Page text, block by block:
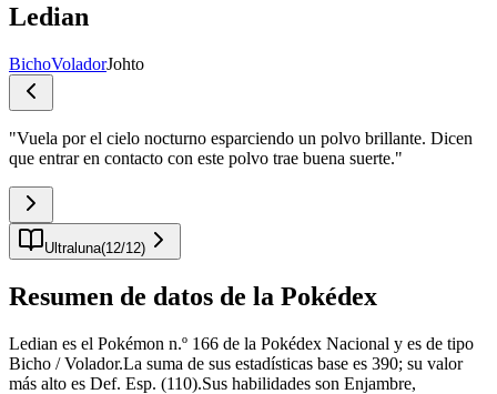
Ledian
BichoVoladorJohto
"Vuela por el cielo nocturno esparciendo un polvo brillante. Dicen
que entrar en contacto con este polvo trae buena suerte."
Ultraluna(12/12)
Resumen de datos de la Pokédex
Ledian es el Pokémon n.º 166 de la Pokédex Nacional y es de tipo
Bicho / Volador.La suma de sus estadísticas base es 390; su valor
más alto es Def. Esp. (110).Sus habilidades son Enjambre,